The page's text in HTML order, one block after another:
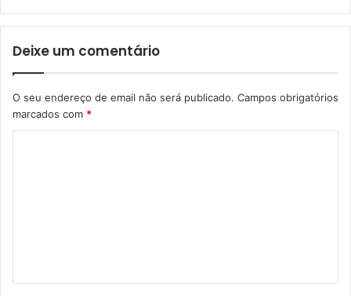
Deixe um comentário
O seu endereço de email não será publicado. Campos obrigatórios
marcados com *
á